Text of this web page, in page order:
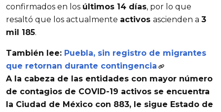
confirmados en los últimos 14 días, por lo que
resaltó que los actualmente activos ascienden a 3
mil 185.
También lee: Puebla, sin registro de migrantes
que retornan durante contingencia
A la cabeza de las entidades con mayor número
de contagios de COVID-19 activos se encuentra
la Ciudad de México con 883, le sigue Estado de